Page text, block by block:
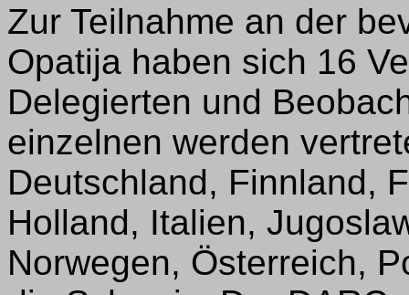
Zur Teilnahme an der
Opatija haben sich 16
Delegierten und
einzelnen werden
Deutschland, Finnland,
Holland, Italien,
Norwegen, Österreich,